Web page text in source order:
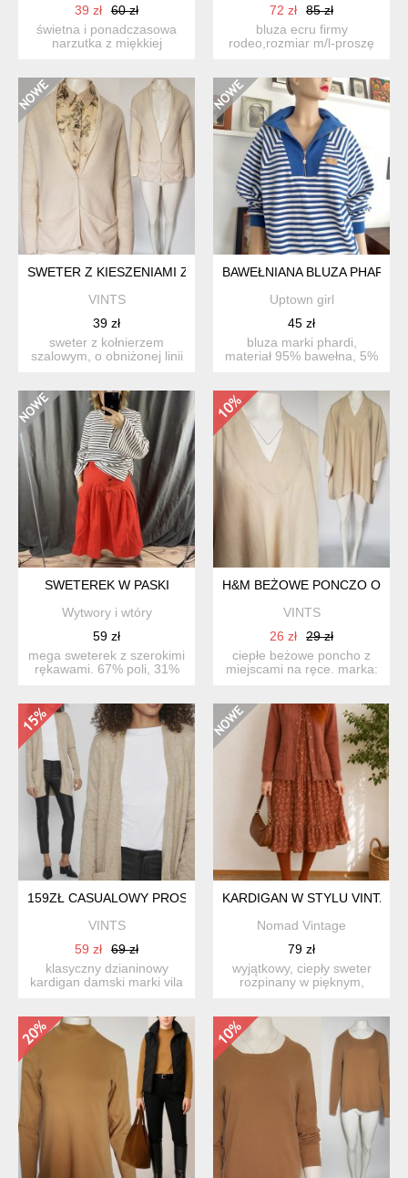
39 zł
60 zł
świetna i ponadczasowa
narzutka z miękkiej
72 zł
85 zł
bluza ecru firmy
rodeo,rozmiar m/l-proszę
SWETER Z KIESZENIAMI ZAPINANY NA KRYTE ZATRZASKI W
VINTS
39 zł
sweter z kołnierzem
szalowym, o obniżonej linii
BAWEŁNIANA BLUZA PHARDI
Uptown girl
45 zł
bluza marki phardi,
materiał 95% bawełna, 5%
SWETEREK W PASKI
Wytwory i wtóry
59 zł
mega sweterek z szerokimi
rękawami. 67% poli, 31%
H&M BEŻOWE PONCZO ONE
VINTS
26 zł
29 zł
ciepłe beżowe poncho z
miejscami na ręce. marka:
159ZŁ CASUALOWY PROSTY DŁUŻSZY BEŻOWY SWETER
VINTS
59 zł
69 zł
klasyczny dzianinowy
kardigan damski marki vila
KARDIGAN W STYLU
Nomad Vintage
79 zł
wyjątkowy, ciepły sweter
rozpinany w pięknym,